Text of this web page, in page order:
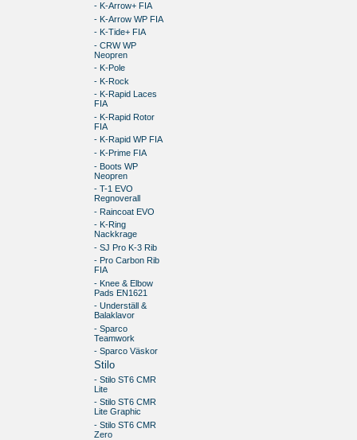
- K-Arrow+ FIA
- K-Arrow WP FIA
- K-Tide+ FIA
- CRW WP
Neopren
- K-Pole
- K-Rock
- K-Rapid Laces
FIA
- K-Rapid Rotor
FIA
- K-Rapid WP FIA
- K-Prime FIA
- Boots WP
Neopren
- T-1 EVO
Regnoverall
- Raincoat EVO
- K-Ring
Nackkrage
- SJ Pro K-3 Rib
- Pro Carbon Rib
FIA
- Knee & Elbow
Pads EN1621
- Underställ &
Balaklavor
- Sparco
Teamwork
- Sparco Väskor
Stilo
- Stilo ST6 CMR
Lite
- Stilo ST6 CMR
Lite Graphic
- Stilo ST6 CMR
Zero